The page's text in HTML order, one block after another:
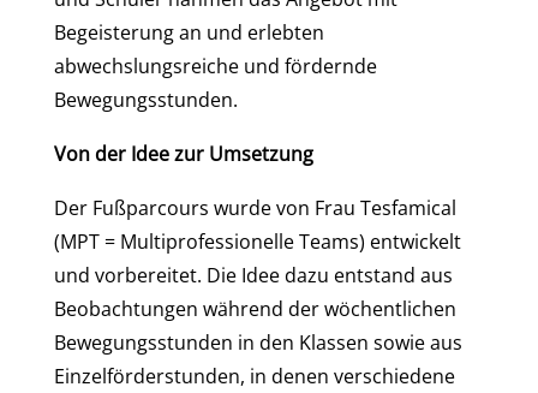
Begeisterung an und erlebten
abwechslungsreiche und fördernde
Bewegungsstunden.
Von der Idee zur Umsetzung
Der Fußparcours wurde von Frau Tesfamical
(MPT = Multiprofessionelle Teams) entwickelt
und vorbereitet. Die Idee dazu entstand aus
Beobachtungen während der wöchentlichen
Bewegungsstunden in den Klassen sowie aus
Einzelförderstunden, in denen verschiedene